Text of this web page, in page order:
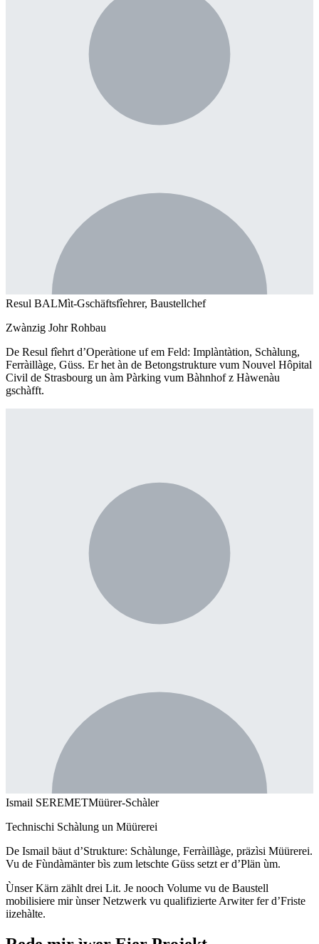
Resul BALMìt-Gschäftsfîehrer, Baustellchef
Zwànzig Johr Rohbau
De Resul fîehrt d’Operàtione uf em Feld: Implàntàtion, Schàlung,
Ferràillàge, Güss. Er het àn de Betongstrukture vum Nouvel Hôpital
Civil de Strasbourg un àm Pàrking vum Bàhnhof z Hàwenàu
gschàfft.
Ismail SEREMETMüürer-Schàler
Technischi Schàlung un Müürerei
De Ismail bäut d’Strukture: Schàlunge, Ferràillàge, präzìsi Müürerei.
Vu de Fùndàmänter bìs zum letschte Güss setzt er d’Plän ùm.
Ùnser Kärn zählt drei Lit. Je nooch Volume vu de Baustell
mobilisiere mir ùnser Netzwerk vu qualifizierte Arwiter fer d’Friste
iizehàlte.